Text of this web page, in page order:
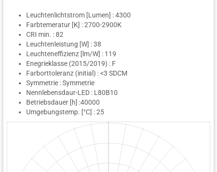
Leuchtenlichtstrom [Lumen] : 4300
Farbtemeratur [K] : 2700-2900K
CRI min. : 82
Leuchtenleistung [W] : 38
Leuchteneffizienz [lm/W] : 119
Enegrieklasse (2015/2019) : F
Farborttoleranz (initial) : <3 SDCM
Symmetrie : Symmetrie
Nennlebensdaur-LED : L80B10
Betriebsdauer [h] :40000
Umgebungstemp. [°C] : 25